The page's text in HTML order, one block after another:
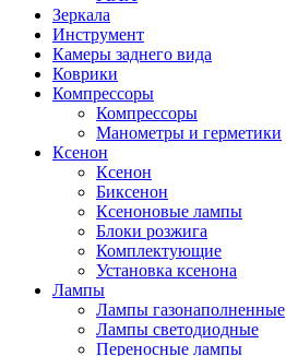
Зеркала
Инструмент
Камеры заднего вида
Коврики
Компрессоры
Компрессоры
Манометры и герметики
Ксенон
Ксенон
Биксенон
Ксеноновые лампы
Блоки розжига
Комплектующие
Установка ксенона
Лампы
Лампы газонаполненные
Лампы светодиодные
Переносные лампы